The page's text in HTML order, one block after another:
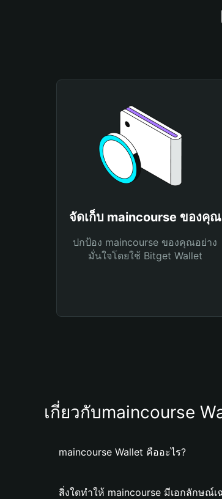
จัดเก็บ maincourse ของคุณ
ปกป้อง maincourse ของคุณอย่าง
มั่นใจโดยใช้ Bitget Wallet
เกี่ยวกับmaincourse
maincourse Wallet คืออะไร?
สิ่งใดทำให้ maincourse มีเอกลักษณ์เ